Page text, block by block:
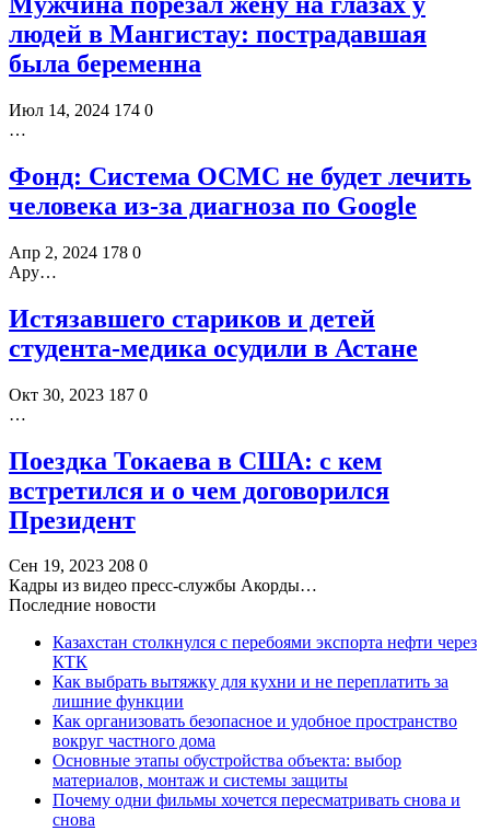
людей в Мангистау: пострадавшая
была беременна
Июл 14, 2024 174 0
…
Фонд: Система ОСМС не будет лечить
человека из-за диагноза по Google
Апр 2, 2024 178 0
Ару…
Истязавшего стариков и детей
студента-медика осудили в Астане
Окт 30, 2023 187 0
…
Поездка Токаева в США: с кем
встретился и о чем договорился
Президент
Сен 19, 2023 208 0
Кадры из видео пресс-службы Акорды…
Последние новости
Казахстан столкнулся с перебоями экспорта нефти через
КТК
Как выбрать вытяжку для кухни и не переплатить за
лишние функции
Как организовать безопасное и удобное пространство
вокруг частного дома
Основные этапы обустройства объекта: выбор
материалов, монтаж и системы защиты
Почему одни фильмы хочется пересматривать снова и
снова